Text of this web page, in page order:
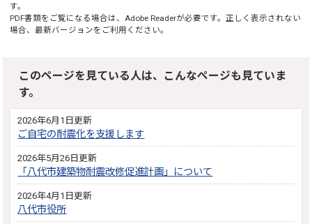
す。
PDF書類をご覧になる場合は、 Adobe Readerが必要です。正しく表示されない
場合、最新バージョンをご利用ください。
このページを見ている人は、こんなページも見ていま
す。
2026年6月1日更新
ご自宅の耐震化を支援します
2026年5月26日更新
「八代市建築物耐震改修促進計画」について
2026年4月1日更新
八代市役所